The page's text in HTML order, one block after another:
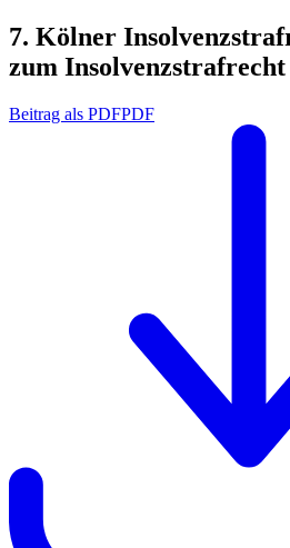
7. Kölner
zum Insolvenzstrafrecht
Beitrag als PDFPDF